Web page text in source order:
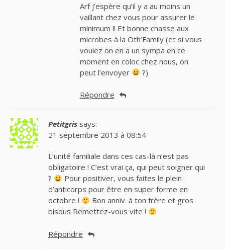
Arf j’espère qu’il y a au moins un
vaillant chez vous pour assurer le
minimum !! Et bonne chasse aux
microbes à la Oth’Family (et si vous
voulez on en a un sympa en ce
moment en coloc chez nous, on
peut l’envoyer
?)
Répondre
Petitgris says:
21 septembre 2013 à 08:54
L’unité familiale dans ces cas-là n’est pas
obligatoire ! C’est vrai ça, qui peut soigner qui
?
Pour positiver, vous faites le plein
d’anticorps pour être en super forme en
octobre !
Bon anniv. à ton frère et gros
bisous Remettez-vous vite !
Répondre